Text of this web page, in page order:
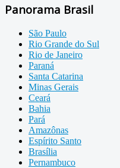
Panorama Brasil
São Paulo
Rio Grande do Sul
Rio de Janeiro
Paraná
Santa Catarina
Minas Gerais
Ceará
Bahia
Pará
Amazônas
Espírito Santo
Brasília
Pernambuco